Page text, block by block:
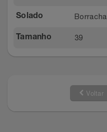
Solado Borracha
Tamanho 39
Voltar